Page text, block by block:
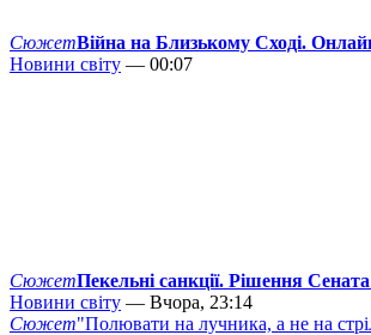
СюжетВійна на Близькому Сході.
Новини світу — 00:07
СюжетПекельні санкції. Рішення
Новини світу — Вчора, 23:14
Сюжет"Полювати на лучника, а не на